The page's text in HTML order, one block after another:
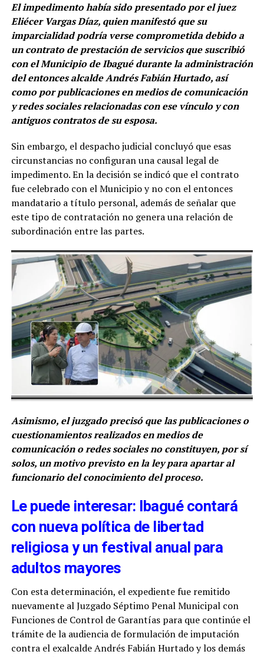
El impedimento había sido presentado por el juez
Eliécer Vargas Díaz, quien manifestó que su
imparcialidad podría verse comprometida debido a
un contrato de prestación de servicios que suscribió
con el Municipio de Ibagué durante la administración
del entonces alcalde Andrés Fabián Hurtado, así
como por publicaciones en medios de comunicación
y redes sociales relacionadas con ese vínculo y con
antiguos contratos de su esposa.
Sin embargo, el despacho judicial concluyó que esas
circunstancias no configuran una causal legal de
impedimento. En la decisión se indicó que el contrato
fue celebrado con el Municipio y no con el entonces
mandatario a título personal, además de señalar que
este tipo de contratación no genera una relación de
subordinación entre las partes.
Asimismo, el juzgado precisó que las publicaciones o
cuestionamientos realizados en medios de
comunicación o redes sociales no constituyen, por sí
solos, un motivo previsto en la ley para apartar al
funcionario del conocimiento del proceso.
Le puede interesar: Ibagué contará
con nueva política de libertad
religiosa y un festival anual para
adultos mayores
Con esta determinación, el expediente fue remitido
nuevamente al Juzgado Séptimo Penal Municipal con
Funciones de Control de Garantías para que continúe el
trámite de la audiencia de formulación de imputación
contra el exalcalde Andrés Fabián Hurtado y los demás